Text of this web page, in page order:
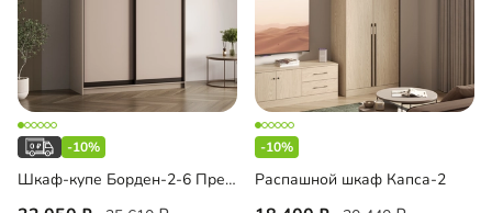
-10%
Шкаф-купе Борден-2-6 Премиум
-10%
Распашной шкаф Капса-2